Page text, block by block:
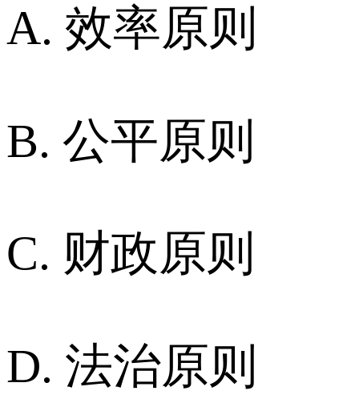
A. 效率原则
B. 公平原则
C. 财政原则
D. 法治原则